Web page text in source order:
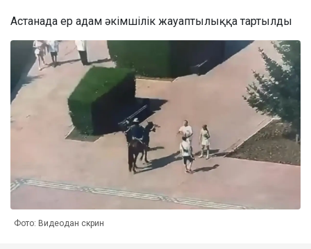
Астанада ер адам әкімшілік жауаптылыққа тартылды
Фото: Видеодан скрин